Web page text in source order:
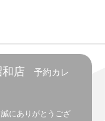
店 予約カレ
にありがとうござ